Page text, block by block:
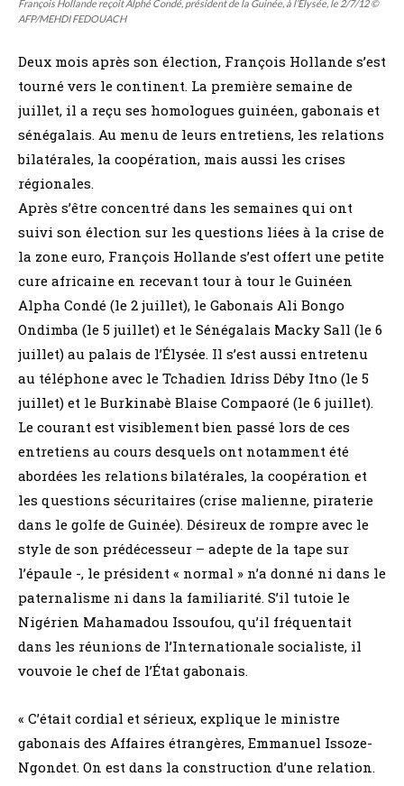
François Hollande reçoit Alphé Condé, président de la Guinée, à l’Elysée, le 2/7/12 ©
AFP/MEHDI FEDOUACH
Deux mois après son élection, François Hollande s’est
tourné vers le continent. La première semaine de
juillet, il a reçu ses homologues guinéen, gabonais et
sénégalais. Au menu de leurs entretiens, les relations
bilatérales, la coopération, mais aussi les crises
régionales.
Après s’être concentré dans les semaines qui ont
suivi son élection sur les questions liées à la crise de
la zone euro, François Hollande s’est offert une petite
cure africaine en recevant tour à tour le Guinéen
Alpha Condé (le 2 juillet), le Gabonais Ali Bongo
Ondimba (le 5 juillet) et le Sénégalais Macky Sall (le 6
juillet) au palais de l’Élysée. Il s’est aussi entretenu
au téléphone avec le Tchadien Idriss Déby Itno (le 5
juillet) et le Burkinabè Blaise Compaoré (le 6 juillet).
Le courant est visiblement bien passé lors de ces
entretiens au cours desquels ont notamment été
abordées les relations bilatérales, la coopération et
les questions sécuritaires (crise malienne, piraterie
dans le golfe de Guinée). Désireux de rompre avec le
style de son prédécesseur – adepte de la tape sur
l’épaule -, le président « normal » n’a donné ni dans le
paternalisme ni dans la familiarité. S’il tutoie le
Nigérien Mahamadou Issoufou, qu’il fréquentait
dans les réunions de l’Internationale socialiste, il
vouvoie le chef de l’État gabonais.
« C’était cordial et sérieux, explique le ministre
gabonais des Affaires étrangères, Emmanuel Issoze-
Ngondet. On est dans la construction d’une relation.